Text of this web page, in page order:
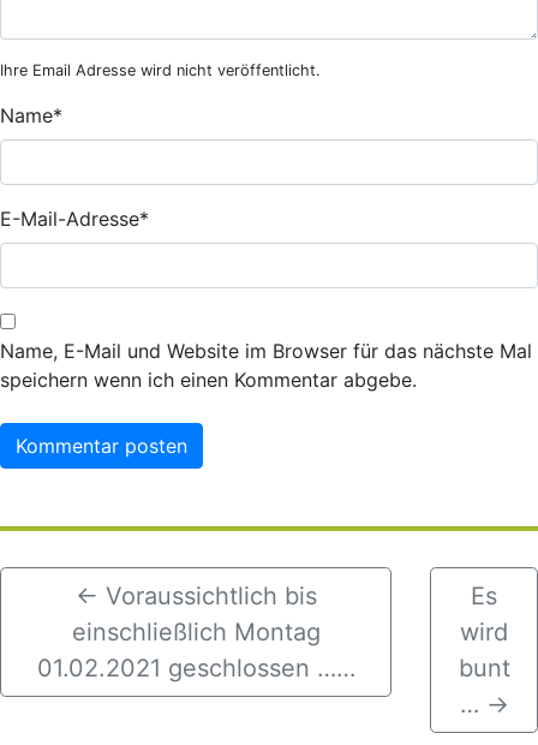
Ihre Email Adresse wird nicht veröffentlicht.
Name*
E-Mail-Adresse*
Name, E-Mail und Website im Browser für das nächste Mal
speichern wenn ich einen Kommentar abgebe.
← Voraussichtlich bis
einschließlich Montag
01.02.2021 geschlossen ……
Es
wird
bunt
… →